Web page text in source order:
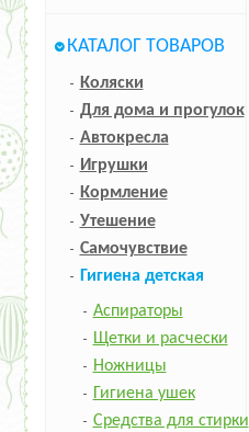
КАТАЛОГ ТОВАРОВ
Коляски
Для дома и прогулок
Автокресла
Игрушки
Кормление
Утешение
Самочувствие
Гигиена детская
Аспираторы
Щетки и расчески
Ножницы
Гигиена ушек
Средства для стирки